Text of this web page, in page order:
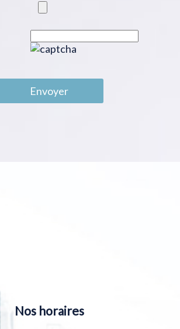
Envoyer
Nos horaires